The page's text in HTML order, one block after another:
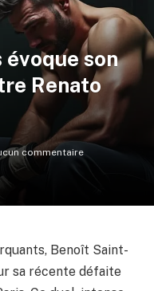
son
Renato
commentaire
Benoît Saint-
sa récente défaite